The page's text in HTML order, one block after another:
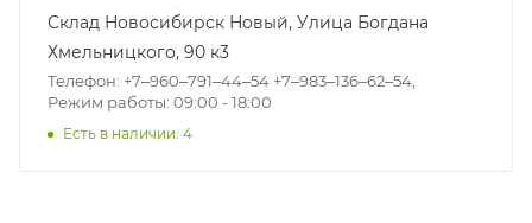
Склад Новосибирск Новый, ​Улица Богдана
Хмельницкого, 90 к3
Телефон: +7‒960‒791‒44‒54 +7‒983‒136‒62‒54,
Режим работы: 09:00 - 18:00
Есть в наличии: 4